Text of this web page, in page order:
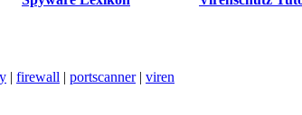
| firewall | portscanner| viren